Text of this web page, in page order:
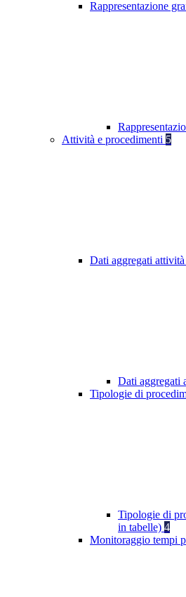
Rappresentazione
Attività e procedimenti 5
Dati aggregati
Dati aggregati
Tipologie di
Tipologie di
in tabelle) 4
Monitoraggio tempi